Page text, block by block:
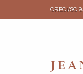
CRECI/SC